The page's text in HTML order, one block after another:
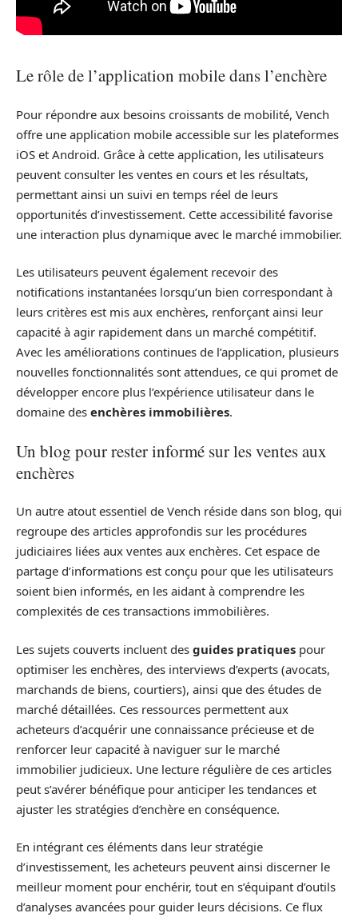
Le rôle de l’application mobile dans l’enchère
Pour répondre aux besoins croissants de mobilité, Vench
offre une application mobile accessible sur les plateformes
iOS et Android. Grâce à cette application, les utilisateurs
peuvent consulter les ventes en cours et les résultats,
permettant ainsi un suivi en temps réel de leurs
opportunités d’investissement. Cette accessibilité favorise
une interaction plus dynamique avec le marché immobilier.
Les utilisateurs peuvent également recevoir des
notifications instantanées lorsqu’un bien correspondant à
leurs critères est mis aux enchères, renforçant ainsi leur
capacité à agir rapidement dans un marché compétitif.
Avec les améliorations continues de l’application, plusieurs
nouvelles fonctionnalités sont attendues, ce qui promet de
développer encore plus l’expérience utilisateur dans le
domaine des enchères immobilières.
Un blog pour rester informé sur les ventes aux
enchères
Un autre atout essentiel de Vench réside dans son blog, qui
regroupe des articles approfondis sur les procédures
judiciaires liées aux ventes aux enchères. Cet espace de
partage d’informations est conçu pour que les utilisateurs
soient bien informés, en les aidant à comprendre les
complexités de ces transactions immobilières.
Les sujets couverts incluent des guides pratiques pour
optimiser les enchères, des interviews d’experts (avocats,
marchands de biens, courtiers), ainsi que des études de
marché détaillées. Ces ressources permettent aux
acheteurs d’acquérir une connaissance précieuse et de
renforcer leur capacité à naviguer sur le marché
immobilier judicieux. Une lecture régulière de ces articles
peut s’avérer bénéfique pour anticiper les tendances et
ajuster les stratégies d’enchère en conséquence.
En intégrant ces éléments dans leur stratégie
d’investissement, les acheteurs peuvent ainsi discerner le
meilleur moment pour enchérir, tout en s’équipant d’outils
d’analyses avancées pour guider leurs décisions. Ce flux